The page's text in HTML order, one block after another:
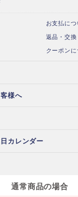
お支払につ
返品・交
クーポンに
様へ
カレンダー
通常商品の場合